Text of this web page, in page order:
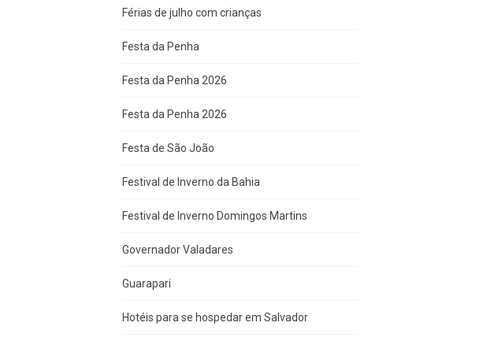
Férias de julho com crianças
Festa da Penha
Festa da Penha 2026
Festa da Penha 2026
Festa de São João
Festival de Inverno da Bahia
Festival de Inverno Domingos Martins
Governador Valadares
Guarapari
Hotéis para se hospedar em Salvador